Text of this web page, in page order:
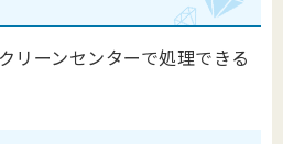
リーンセンターで処理できる